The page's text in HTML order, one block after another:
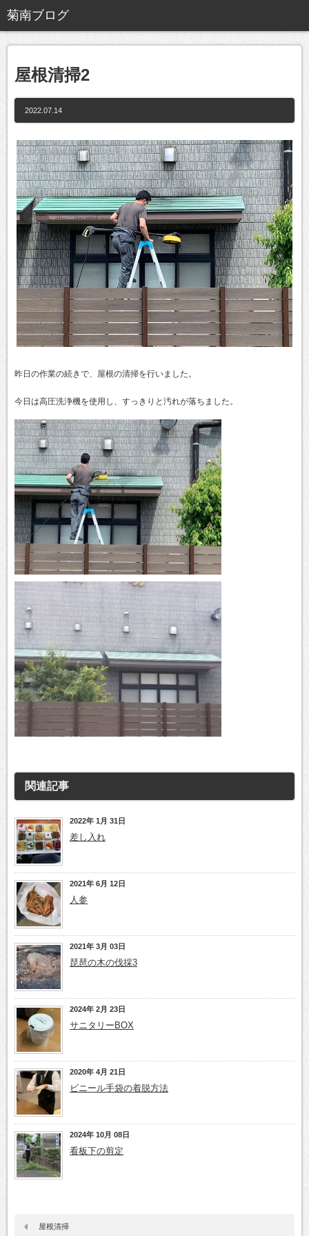
屋根清掃2
2022.07.14
昨日の作業の続きで、屋根の清掃を行いました。
今日は高圧洗浄機を使用し、すっきりと汚れが落ちました。
関連記事
2022年 1月 31日
差し入れ
2021年 6月 12日
人参
2021年 3月 03日
琵琶の木の伐採3
2024年 2月 23日
サニタリーBOX
2020年 4月 21日
ビニール手袋の着脱方法
2024年 10月 08日
看板下の剪定
屋根清掃